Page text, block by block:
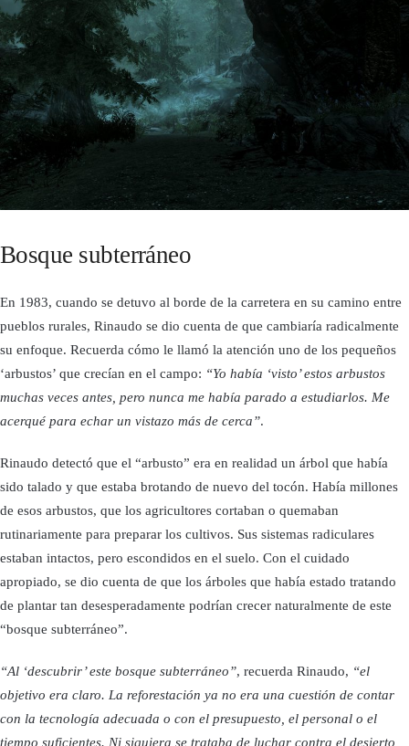
Bosque subterráneo
En 1983, cuando se detuvo al borde de la carretera en su camino entre
pueblos rurales, Rinaudo se dio cuenta de que cambiaría radicalmente
su enfoque. Recuerda cómo le llamó la atención uno de los pequeños
‘arbustos’ que crecían en el campo: “Yo había ‘visto’ estos arbustos
muchas veces antes, pero nunca me había parado a estudiarlos. Me
acerqué para echar un vistazo más de cerca”.
Rinaudo detectó que el “arbusto” era en realidad un árbol que había
sido talado y que estaba brotando de nuevo del tocón. Había millones
de esos arbustos, que los agricultores cortaban o quemaban
rutinariamente para preparar los cultivos. Sus sistemas radiculares
estaban intactos, pero escondidos en el suelo. Con el cuidado
apropiado, se dio cuenta de que los árboles que había estado tratando
de plantar tan desesperadamente podrían crecer naturalmente de este
“bosque subterráneo”.
“Al ‘descubrir’ este bosque subterráneo”, recuerda Rinaudo, “el
objetivo era claro. La reforestación ya no era una cuestión de contar
con la tecnología adecuada o con el presupuesto, el personal o el
tiempo suficientes. Ni siquiera se trataba de luchar contra el desierto